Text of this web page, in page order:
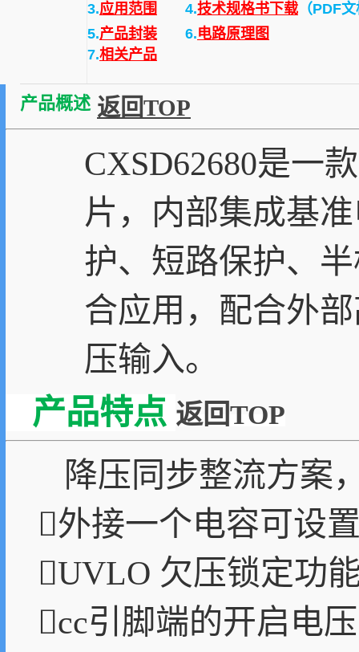
3.应用范围 4.技术规格书下载 （PDF
5.产品封装 6.电路原理图
7.相关产品
产品概述 返回TOP
CXSD62680是一
片，内部集成基
护、短路保护、
合应用，配合外
压输入。
产品特点 返回TOP
降压同步整流方案
外接一个电容可设
UVLO 欠压锁定功
cc引脚端的开启电